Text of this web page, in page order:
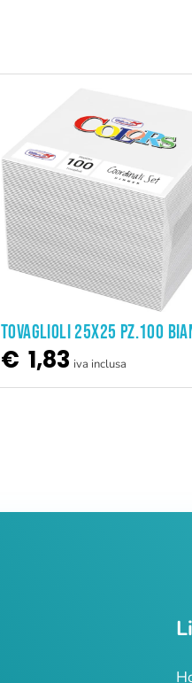
ADD TO CART
TOVAGLIOLI 25X25 PZ.100
€ 1,83 iva inclusa